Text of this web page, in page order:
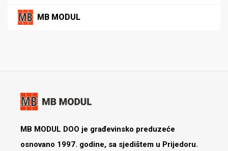
MB MODUL
MB MODUL DOO je građevinsko preduzeće
osnovano 1997. godine, sa sjedištem u Prijedoru.